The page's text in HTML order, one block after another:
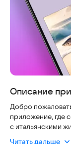
Описание
Добро
приложение, где
с итальянскими
Читать дальше